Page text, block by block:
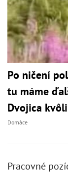
Po ničení
tu máme
Dvojica
Domáce
Pracovné